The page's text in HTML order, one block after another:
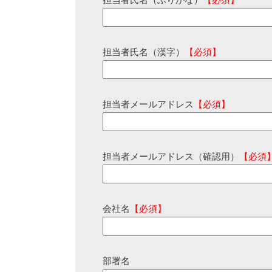
担当者氏名（漢字） 【必須】
担当者メールアドレス 【必須】
担当者メールアドレス（確認用） 【必須
会社名 【必須】
部署名